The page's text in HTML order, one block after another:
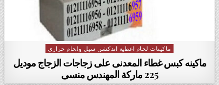
Posted in
ماكينات لحام اغطية اندكشن سيل ولحام حرارى
ماكينه كبس غطاء المعدنى على زجاجات الزجاج ‏‏موديل
225 ماركة المهندس منسى